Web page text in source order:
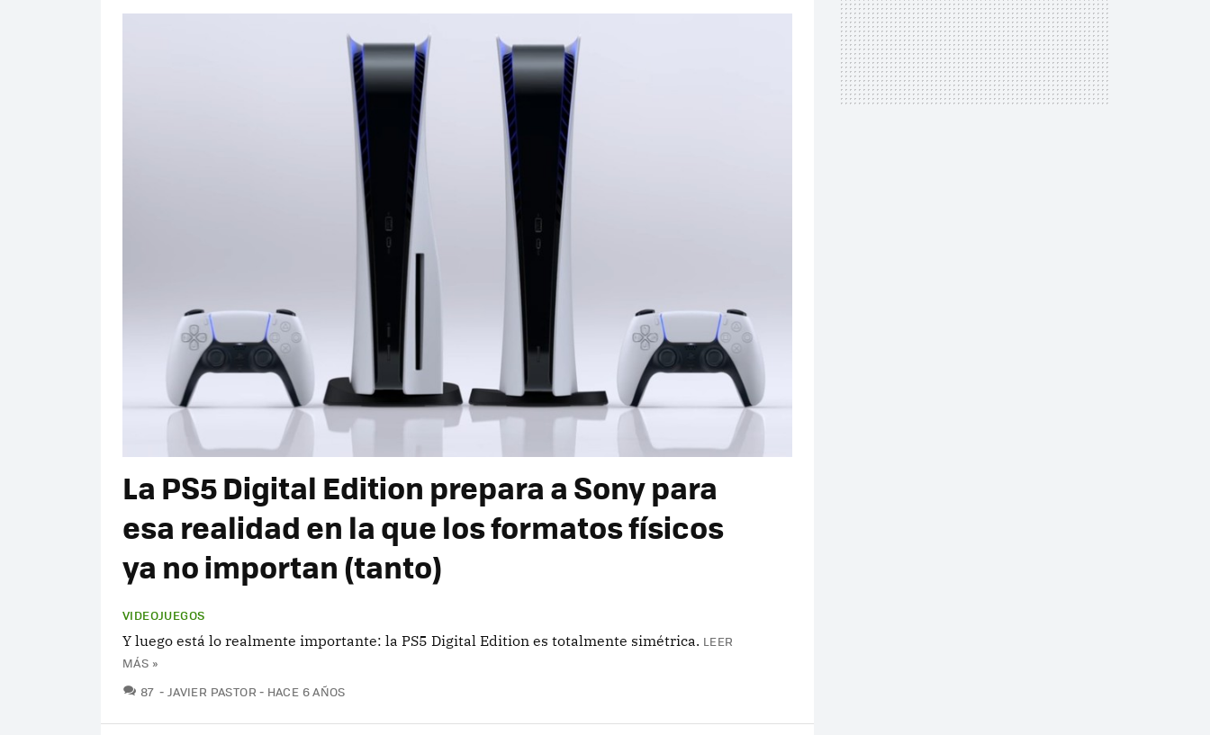
La PS5 Digital Edition prepara a Sony para
esa realidad en la que los formatos físicos
ya no importan (tanto)
VIDEOJUEGOS
Y luego está lo realmente importante: la PS5 Digital Edition es totalmente simétrica. LEER
MÁS »
87 COMENTARIOS
JAVIER PASTOR HACE 6 AÑOS